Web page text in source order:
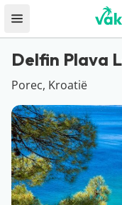
Open menu
Delfin Plava
Porec, Kroatië